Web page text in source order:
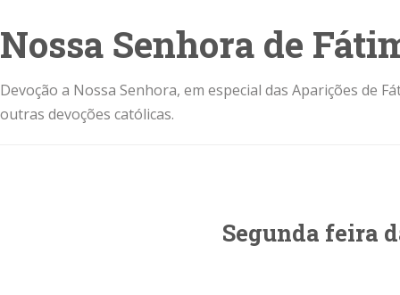
Nossa Senhora de
Devoção a Nossa Senhora, em especial das Aparições de
outras devoções católicas.
Segunda feira